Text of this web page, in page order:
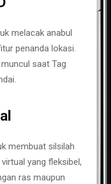
melacak anabul
penanda lokasi.
saat Tag
membuat silsilah
yang fleksibel,
ras maupun